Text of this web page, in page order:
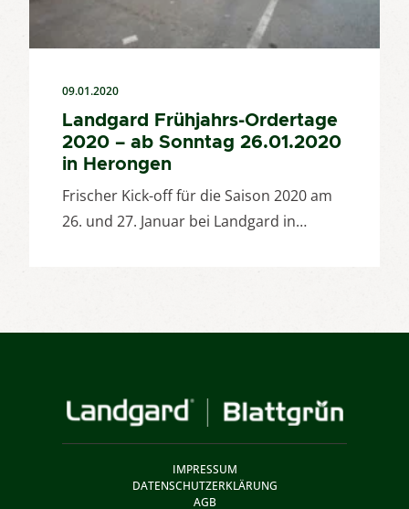
09.01.2020
Landgard Frühjahrs-Ordertage
2020 – ab Sonntag 26.01.2020
in Herongen
Frischer Kick-off für die Saison 2020 am
26. und 27. Januar bei Landgard in…
IMPRESSUM
DATENSCHUTZERKLÄRUNG
AGB